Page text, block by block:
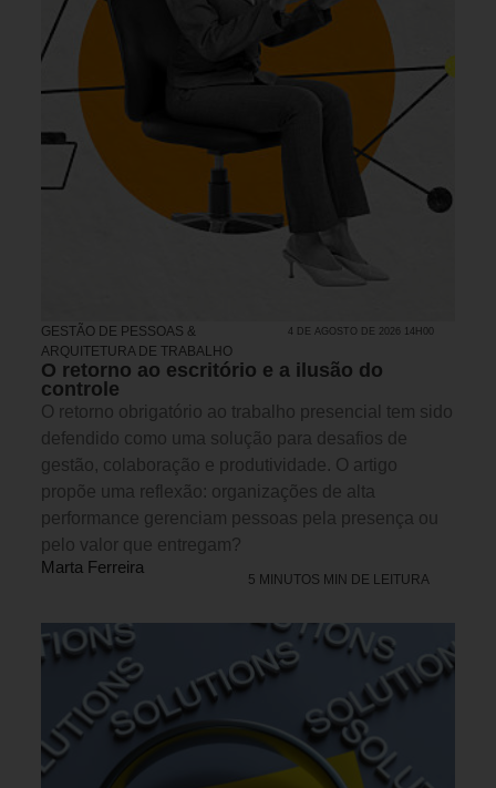
GESTÃO DE PESSOAS &
ARQUITETURA DE TRABALHO
4 DE AGOSTO DE 2026 14H00
O retorno ao escritório e a ilusão do
controle
O retorno obrigatório ao trabalho presencial tem sido
defendido como uma solução para desafios de
gestão, colaboração e produtividade. O artigo
propõe uma reflexão: organizações de alta
performance gerenciam pessoas pela presença ou
pelo valor que entregam?
Marta Ferreira
5 MINUTOS MIN DE LEITURA